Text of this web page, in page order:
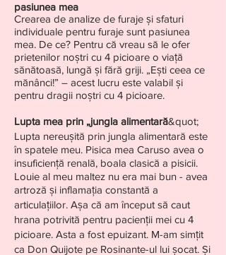
pasiunea mea
Crearea de analize de furaje și sfaturi
individuale pentru furaje sunt pasiunea
mea. De ce? Pentru că vreau să le ofer
prietenilor noștri cu 4 picioare o viață
sănătoasă, lungă și fără griji. „Ești ceea ce
mănânci!” – acest lucru este valabil și
pentru dragii noștri cu 4 picioare.
Lupta mea prin „jungla alimentară&quot;
Lupta nereușită prin jungla alimentară este
în spatele meu. Pisica mea Caruso avea o
insuficiență renală, boala clasică a pisicii.
Louie al meu maltez nu era mai bun - avea
artroză și inflamația constantă a
articulațiilor. Așa că am început să caut
hrana potrivită pentru pacienții mei cu 4
picioare. Asta a fost epuizant. M-am simțit
ca Don Quijote pe Rosinante-ul lui șocat. Și